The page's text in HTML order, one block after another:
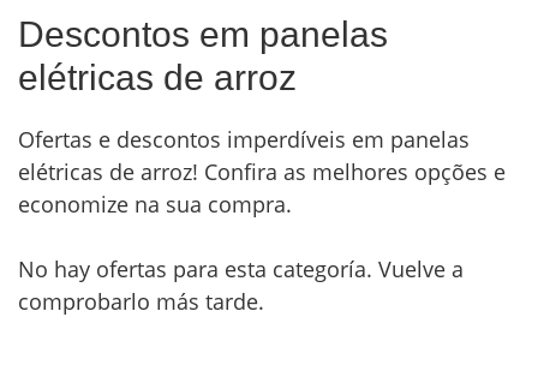
Descontos em panelas
elétricas de arroz
Ofertas e descontos imperdíveis em panelas
elétricas de arroz! Confira as melhores opções e
economize na sua compra.
No hay ofertas para esta categoría. Vuelve a
comprobarlo más tarde.